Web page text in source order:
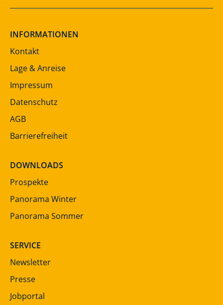
INFORMATIONEN
Kontakt
Lage & Anreise
Impressum
Datenschutz
AGB
Barrierefreiheit
DOWNLOADS
Prospekte
Panorama Winter
Panorama Sommer
SERVICE
Newsletter
Presse
Jobportal